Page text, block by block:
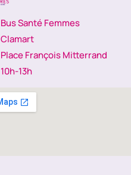
Bus Santé Femmes
Clamart
Place François Mitterrand
10h-13h